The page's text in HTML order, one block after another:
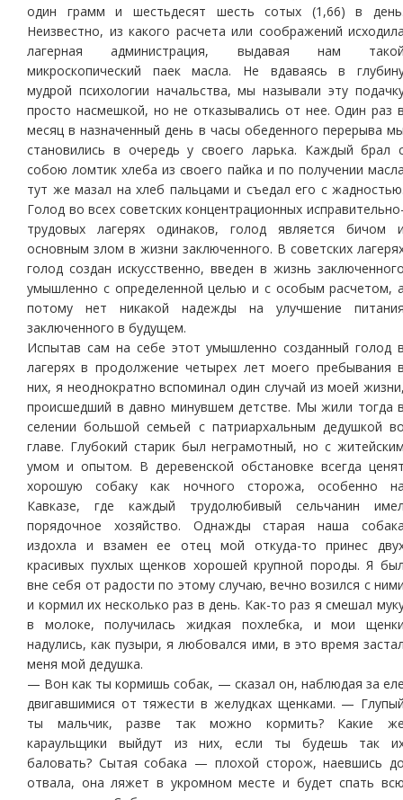
один грамм и шестьдесят шесть сотых (1,66) в
Неизвестно, из какого расчета или соображений
лагерная администрация, выдавая нам
микроскопический паек масла. Не вдаваясь в
мудрой психологии начальства, мы называли эту
просто насмешкой, но не отказывались от нее. Один раз
месяц в назначенный день в часы обеденного перерыва
становились в очередь у своего ларька. Каждый брал
собою ломтик хлеба из своего пайка и по получении
тут же мазал на хлеб пальцами и съедал его с
Голод во всех советских концентрационных
трудовых лагерях одинаков, голод является бичом
основным злом в жизни заключенного. В советских
голод создан искусственно, введен в жизнь
умышленно с определенной целью и с особым расчетом,
потому нет никакой надежды на улучшение
заключенного в будущем.
Испытав сам на себе этот умышленно созданный голод
лагерях в продолжение четырех лет моего пребывания
них, я неоднократно вспоминал один случай из моей
происшедший в давно минувшем детстве. Мы жили тогда
селении большой семьей с патриархальным дедушкой
главе. Глубокий старик был неграмотный, но с
умом и опытом. В деревенской обстановке всегда
хорошую собаку как ночного сторожа, особенно
Кавказе, где каждый трудолюбивый сельчанин
порядочное хозяйство. Однажды старая наша
издохла и взамен ее отец мой откуда-то принес
красивых пухлых щенков хорошей крупной породы. Я
вне себя от радости по этому случаю, вечно возился с
и кормил их несколько раз в день. Как-то раз я смешал
в молоке, получилась жидкая похлебка, и мои
надулись, как пузыри, я любовался ими, в это время
меня мой дедушка.
— Вон как ты кормишь собак, — сказал он, наблюдая за
двигавшимися от тяжести в желудках щенками. —
ты мальчик, разве так можно кормить? Какие
караульщики выйдут из них, если ты будешь так
баловать? Сытая собака — плохой сторож, наевшись
отвала, она ляжет в укромном месте и будет спать